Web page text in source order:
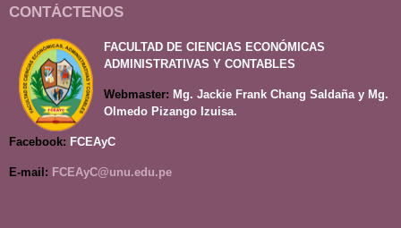
Administr...
de
CONTÁCTENOS
FACULTAD DE CIENCIAS ECONÓMICAS
ADMINISTRATIVAS Y CONTABLES
Webmaster: Mg. Jackie Frank Chang Saldaña y Mg.
Olmedo Pizango Izuisa.
Facebook: FCEAyC
E-mail: FCEAyC@unu.edu.pe